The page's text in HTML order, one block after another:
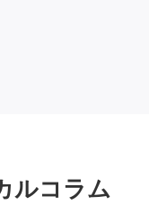
ルコラム